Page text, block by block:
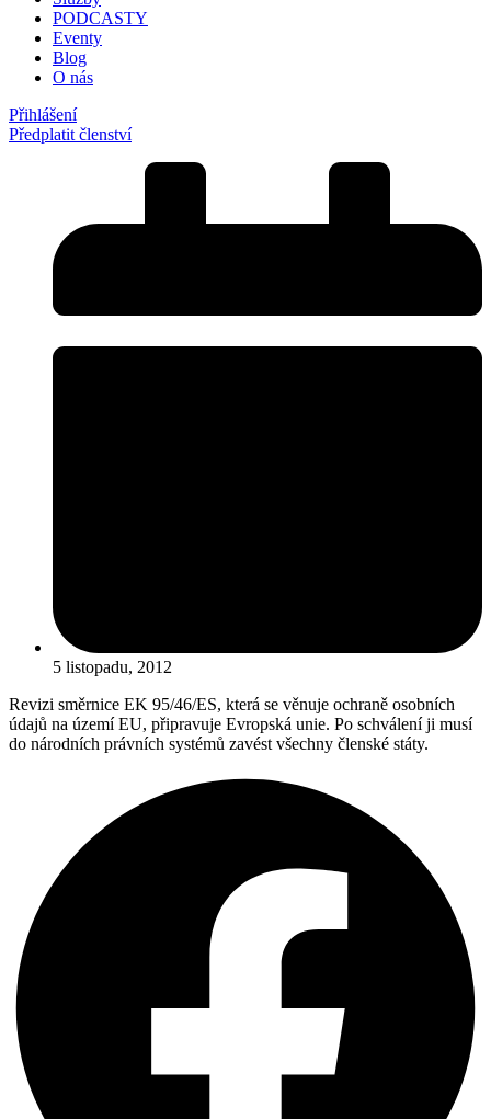
PODCASTY
Eventy
Blog
O nás
Přihlášení
Předplatit členství
5 listopadu, 2012
Revizi směrnice EK 95/46/ES, která se věnuje ochraně osobních
údajů na území EU, připravuje Evropská unie. Po schválení ji musí
do národních právních systémů zavést všechny členské státy.